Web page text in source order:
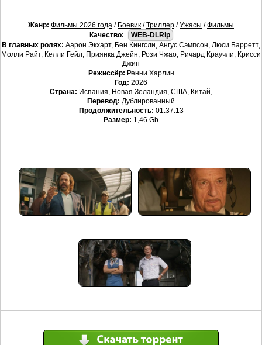
Жанр: Фильмы 2026 года / Боевик /Триллер /Ужасы /Фильмы
Качество:
WEB-DLRip
В главных ролях: Аарон Экхарт, Бен Кингсли, Ангус Сэмпсон, Люси Барретт,
Молли Райт, Келли Гейл, Приянка Джейн, Рози Чжао, Ричард Краучли, Крисси
Джин
Режиссёр: Ренни Харлин
Год: 2026
Страна: Испания, Новая Зеландия, США, Китай,
Перевод: Дублированный
Продолжительность: 01:37:13
Размер: 1,46 Gb